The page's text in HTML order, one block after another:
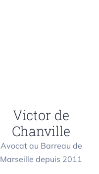
Victor de
Chanville
Avocat au Barreau de
Marseille depuis 2011